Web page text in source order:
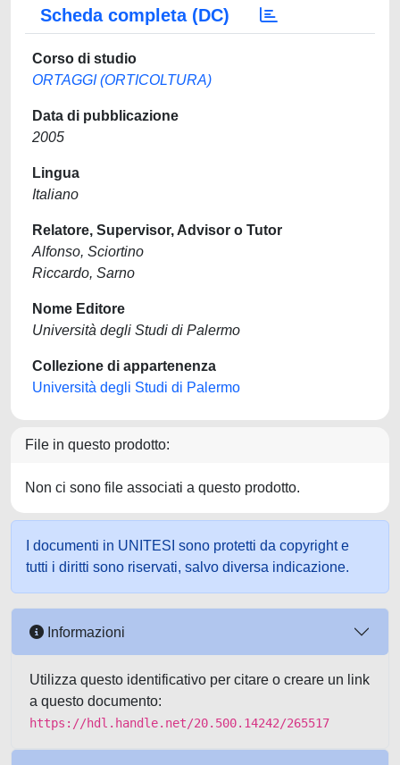
Scheda completa (DC)
Corso di studio
ORTAGGI (ORTICOLTURA)
Data di pubblicazione
2005
Lingua
Italiano
Relatore, Supervisor, Advisor o Tutor
Alfonso, Sciortino
Riccardo, Sarno
Nome Editore
Università degli Studi di Palermo
Collezione di appartenenza
Università degli Studi di Palermo
File in questo prodotto:
Non ci sono file associati a questo prodotto.
I documenti in UNITESI sono protetti da copyright e
tutti i diritti sono riservati, salvo diversa indicazione.
Informazioni
Utilizza questo identificativo per citare o creare un link
a questo documento:
https://hdl.handle.net/20.500.14242/265517